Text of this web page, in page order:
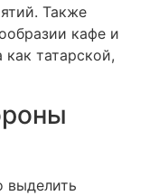
Также
кафе и
татарской,
выделить